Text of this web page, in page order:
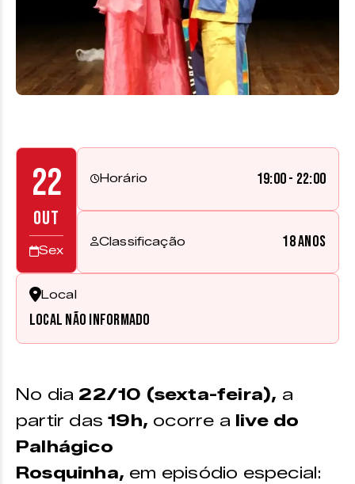
22
OUT
Sex
Horário 19:00 - 22:00
Classificação 18 anos
Local
Local não informado
No dia 22/10 (sexta-feira), a
partir das 19h, ocorre a live do
Palhágico
Rosquinha, em episódio especial: